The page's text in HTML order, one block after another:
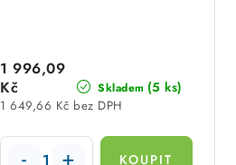
Skladem (5 ks)
1 649,66 Kč bez DPH
1 996,09
Kč